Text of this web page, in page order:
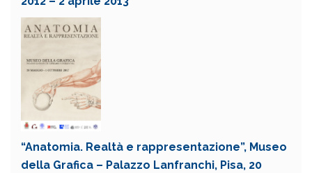
“Anatomia. Realtà e rappresentazione”, Museo
della Grafica – Palazzo Lanfranchi, Pisa, 20